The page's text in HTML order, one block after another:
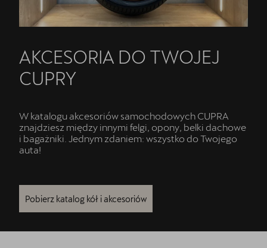
AKCESORIA DO TWOJEJ
CUPRY
W katalogu akcesoriów samochodowych CUPRA
znajdziesz między innymi felgi, opony, belki dachowe
i bagażniki. Jednym zdaniem: wszystko do Twojego
auta!
Pobierz katalog kół i akcesoriów